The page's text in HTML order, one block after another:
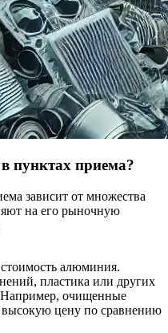
пунктах приема?
зависит от множества
на его рыночную
алюминия.
пластика или других
Например, очищенные
цену по сравнению